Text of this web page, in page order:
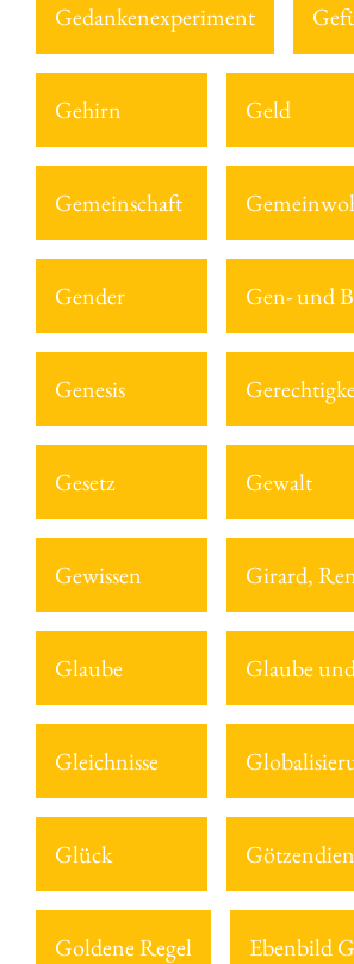
Gedankenexperiment
Gehirn Geld
Gemeinschaft
Gender Gen- und
Genesis
Gesetz Gewalt
Gewissen Girard,
Glaube Glaube
Gleichnisse
Glück
Goldene Regel Ebenbild